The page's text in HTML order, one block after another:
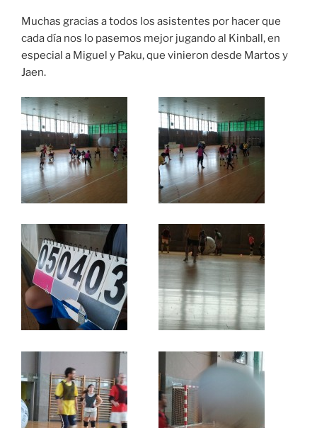
Muchas gracias a todos los asistentes por hacer que
cada día nos lo pasemos mejor jugando al Kinball, en
especial a Miguel y Paku, que vinieron desde Martos y
Jaen.